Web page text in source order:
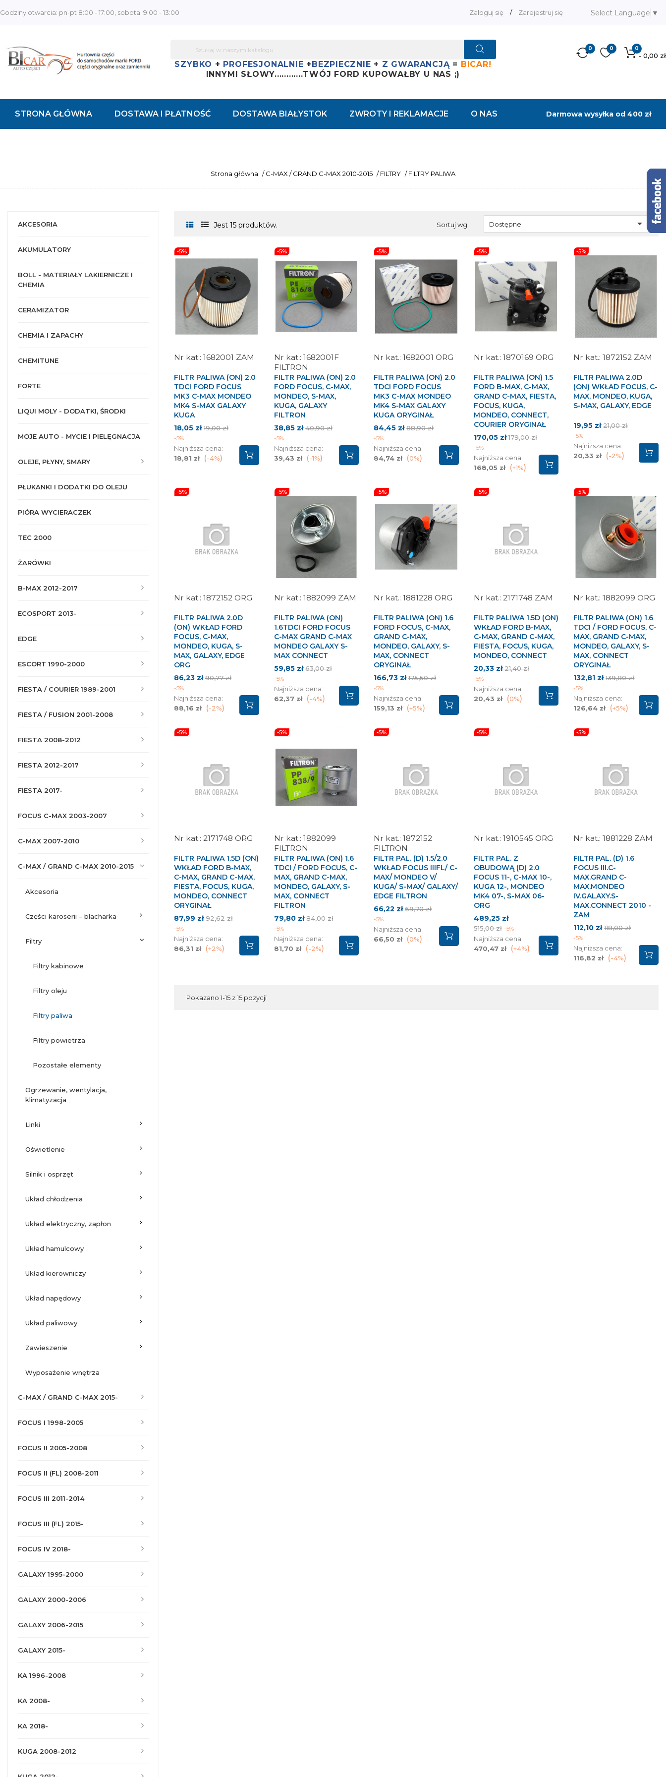
Godziny otwarcia: pn-pt 8:00 - 17:00, sobota: 9:00 - 13:00 Zaloguj się / Zarejestruj się Select Language ▼
SZYBKO + PROFESJONALNIE +BEZPIECZNIE + Z GWARANCJĄ= BICAR!
INNYMI SŁOWY............TWÓJ FORD KUPOWAŁBY U NAS ;)
0
- 0,00 zł
0
0
STRONA GŁÓWNA DOSTAWA I PŁATNOŚĆ DOSTAWA BIAŁYSTOK ZWROTY I REKLAMACJE O NAS Darmowa wysyłka od 400 zł
Strona główna / C-MAX / GRAND C-MAX 2010-2015 / FILTRY / FILTRY PALIWA
AKCESORIA
AKUMULATORY
BOLL - MATERIAŁY LAKIERNICZE I
CHEMIA
CERAMIZATOR
CHEMIA I ZAPACHY
CHEMITUNE
FORTE
LIQUI MOLY - DODATKI, ŚRODKI
MOJE AUTO - MYCIE I PIELĘGNACJA
OLEJE, PŁYNY, SMARY
PŁUKANKI I DODATKI DO OLEJU
PIÓRA WYCIERACZEK
TEC 2000
ŻARÓWKI
B-MAX 2012-2017
ECOSPORT 2013-
EDGE
ESCORT 1990-2000
FIESTA / COURIER 1989-2001
FIESTA / FUSION 2001-2008
FIESTA 2008-2012
FIESTA 2012-2017
FIESTA 2017-
FOCUS C-MAX 2003-2007
C-MAX 2007-2010
C-MAX / GRAND C-MAX 2010-2015
akcesoria
części karoserii – blacharka
filtry
filtry kabinowe
filtry oleju
filtry paliwa
filtry powietrza
pozostałe elementy
ogrzewanie, wentylacja,
klimatyzacja
linki
oświetlenie
silnik i osprzęt
układ chłodzenia
układ elektryczny, zapłon
układ hamulcowy
układ kierowniczy
układ napędowy
układ paliwowy
zawieszenie
wyposażenie wnętrza
C-MAX / GRAND C-MAX 2015-
FOCUS I 1998-2005
FOCUS II 2005-2008
FOCUS II (FL) 2008-2011
FOCUS III 2011-2014
FOCUS III (FL) 2015-
FOCUS IV 2018-
GALAXY 1995-2000
GALAXY 2000-2006
GALAXY 2006-2015
GALAXY 2015-
KA 1996-2008
KA 2008-
KA 2018-
KUGA 2008-2012
Jest 15 produktów. Sortuj wg: Dostępne 
-5%
1682001 ZAM
FILTR PALIWA (ON) 2.0
TDCI FORD FOCUS
MK3 C-MAX MONDEO
MK4 S-MAX GALAXY
KUGA
Cena
18,05 złCena
19,00 zł
-5%
Najniższa cena:
18,81 zł
-4%
-5%
1682001F
FILTRON
FILTR PALIWA (ON) 2.0
FORD FOCUS, C-MAX,
MONDEO, S-MAX,
KUGA, GALAXY
FILTRON
Cena
38,85 złCena
40,90 zł
-5%
Najniższa cena:
39,43 zł
-1%
-5%
1682001 ORG
FILTR PALIWA (ON) 2.0
TDCI FORD FOCUS
MK3 C-MAX MONDEO
MK4 S-MAX GALAXY
KUGA ORYGINAŁ
Cena
84,45 zł Cena
88,90 zł
-5%
Najniższa cena:
84,74 zł
0%
-5%
1870169 ORG
FILTR PALIWA (ON) 1.5
FORD B-MAX, C-MAX,
GRAND C-MAX, FIESTA,
FOCUS, KUGA,
MONDEO, CONNECT,
COURIER ORYGINAŁ
Cena
170,05 złCena
179,00 zł
-5%
Najniższa cena:
168,05 zł
+1%
-5%
1872152 ZAM
FILTR PALIWA 2.0D
(ON) WKŁAD FOCUS, C-
MAX, MONDEO, KUGA,
S-MAX, GALAXY, EDGE
Cena
19,95 zł Cena
21,00 zł
-5%
Najniższa cena:
20,33 zł
-2%
-5%
1872152 ORG
FILTR PALIWA 2.0D
(ON) WKŁAD FORD
FOCUS, C-MAX,
MONDEO, KUGA, S-
MAX, GALAXY, EDGE
ORG
Cena
86,23 zł Cena
90,77 zł
-5%
Najniższa cena:
88,16 zł
-2%
-5%
1882099 ZAM
FILTR PALIWA (ON)
1.6TDCI FORD FOCUS
C-MAX GRAND C-MAX
MONDEO GALAXY S-
MAX CONNECT
Cena
59,85 złCena
63,00 zł
-5%
Najniższa cena:
62,37 zł
-4%
-5%
1881228 ORG
FILTR PALIWA (ON) 1.6
FORD FOCUS, C-MAX,
GRAND C-MAX,
MONDEO, GALAXY, S-
MAX, CONNECT
ORYGINAŁ
Cena
166,73 złCena
175,50 zł
-5%
Najniższa cena:
159,13 zł
+5%
-5%
2171748 ZAM
FILTR PALIWA 1.5D (ON)
WKŁAD FORD B-MAX,
C-MAX, GRAND C-MAX,
FIESTA, FOCUS, KUGA,
MONDEO, CONNECT
Cena
20,33 zł Cena
21,40 zł
-5%
Najniższa cena:
20,43 zł
0%
-5%
1882099 ORG
FILTR PALIWA (ON) 1.6
TDCI / FORD FOCUS, C-
MAX, GRAND C-MAX,
MONDEO, GALAXY, S-
MAX, CONNECT
ORYGINAŁ
Cena
132,81 złCena
139,80 zł
-5%
Najniższa cena:
126,64 zł
+5%
-5%
2171748 ORG
FILTR PALIWA 1.5D (ON)
WKŁAD FORD B-MAX,
C-MAX, GRAND C-MAX,
FIESTA, FOCUS, KUGA,
MONDEO, CONNECT
ORYGINAŁ
Cena
87,99 zł Cena
92,62 zł
-5%
Najniższa cena:
86,31 zł
+2%
-5%
1882099
FILTRON
FILTR PALIWA (ON) 1.6
TDCI / FORD FOCUS, C-
MAX, GRAND C-MAX,
MONDEO, GALAXY, S-
MAX, CONNECT
FILTRON
Cena
79,80 złCena
84,00 zł
-5%
Najniższa cena:
81,70 zł
-2%
-5%
1872152
FILTRON
FILTR PAL. (D) 1.5/2.0
WKŁAD FOCUS IIIFL/ C-
MAX/ MONDEO V/
KUGA/ S-MAX/ GALAXY/
EDGE FILTRON
Cena
66,22 zł Cena
69,70 zł
-5%
Najniższa cena:
66,50 zł
0%
-5%
1910545 ORG
FILTR PAL. Z
OBUDOWĄ (D) 2.0
FOCUS 11-, C-MAX 10-,
KUGA 12-, MONDEO
MK4 07-, S-MAX 06-
ORG
Cena
489,25 złCena
podstawowa
515,00 zł -5%
Najniższa cena:
470,47 zł
+4%
-5%
1881228 ZAM
FILTR PAL. (D) 1.6
FOCUS III.C-
MAX.GRAND C-
MAX.MONDEO
IV.GALAXY.S-
MAX.CONNECT 2010 -
ZAM
Cena
112,10 złCena
118,00 zł
-5%
Najniższa cena:
116,82 zł
-4%
Pokazano 1-15 z 15 pozycji